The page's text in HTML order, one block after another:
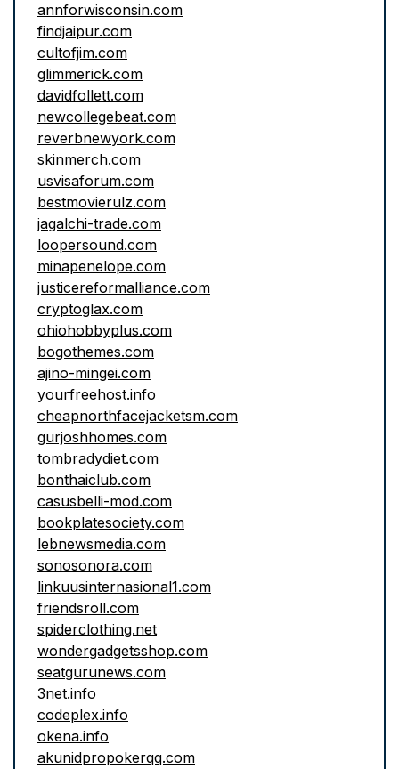
annforwisconsin.com
findjaipur.com
cultofjim.com
glimmerick.com
davidfollett.com
newcollegebeat.com
reverbnewyork.com
skinmerch.com
usvisaforum.com
bestmovierulz.com
jagalchi-trade.com
loopersound.com
minapenelope.com
justicereformalliance.com
cryptoglax.com
ohiohobbyplus.com
bogothemes.com
ajino-mingei.com
yourfreehost.info
cheapnorthfacejacketsm.com
gurjoshhomes.com
tombradydiet.com
bonthaiclub.com
casusbelli-mod.com
bookplatesociety.com
lebnewsmedia.com
sonosonora.com
linkuusinternasional1.com
friendsroll.com
spiderclothing.net
wondergadgetsshop.com
seatgurunews.com
3net.info
codeplex.info
okena.info
akunidpropokerqq.com